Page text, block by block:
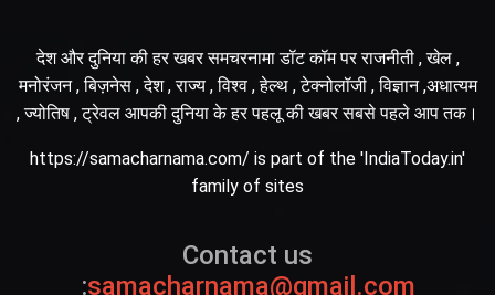
देश और दुनिया की हर खबर समचरनामा डॉट कॉम पर राजनीती , खेल ,
मनोरंजन , बिज़नेस , देश , राज्य , विश्व , हेल्थ , टेक्नोलॉजी , विज्ञान ,अधात्यम
, ज्योतिष , ट्रेवल आपकी दुनिया के हर पहलू की खबर सबसे पहले आप तक।
https://samacharnama.com/ is part of the 'IndiaToday.in'
family of sites
Contact us
:samacharnama@gmail.com